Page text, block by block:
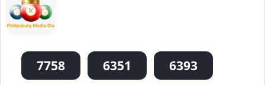
7758 6351 6393